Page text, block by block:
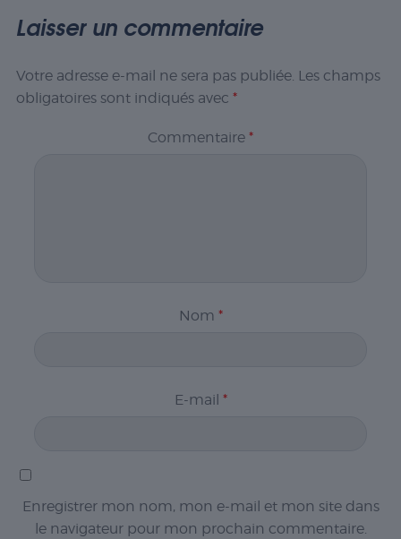
Laisser un commentaire
Votre adresse e-mail ne sera pas publiée. Les champs
obligatoires sont indiqués avec *
Commentaire *
Nom *
E-mail *
Enregistrer mon nom, mon e-mail et mon site dans
le navigateur pour mon prochain commentaire.